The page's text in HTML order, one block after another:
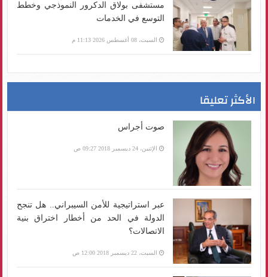
مستشفى بولاق الدكرور النموذجي وخطط
التوسع في الخدمات
السبت، 08 أغسطس 2026 11:13 م
الأكثر تعليقا
صوت أجراس
الإثنين، 24 ديسمبر 2018 09:27 ص
عبر استراتيجية للأمن السيبراني.. هل تنجح
الدولة في الحد من أخطار اختراق بنية
الاتصالات؟
السبت، 22 ديسمبر 2018 12:00 ص